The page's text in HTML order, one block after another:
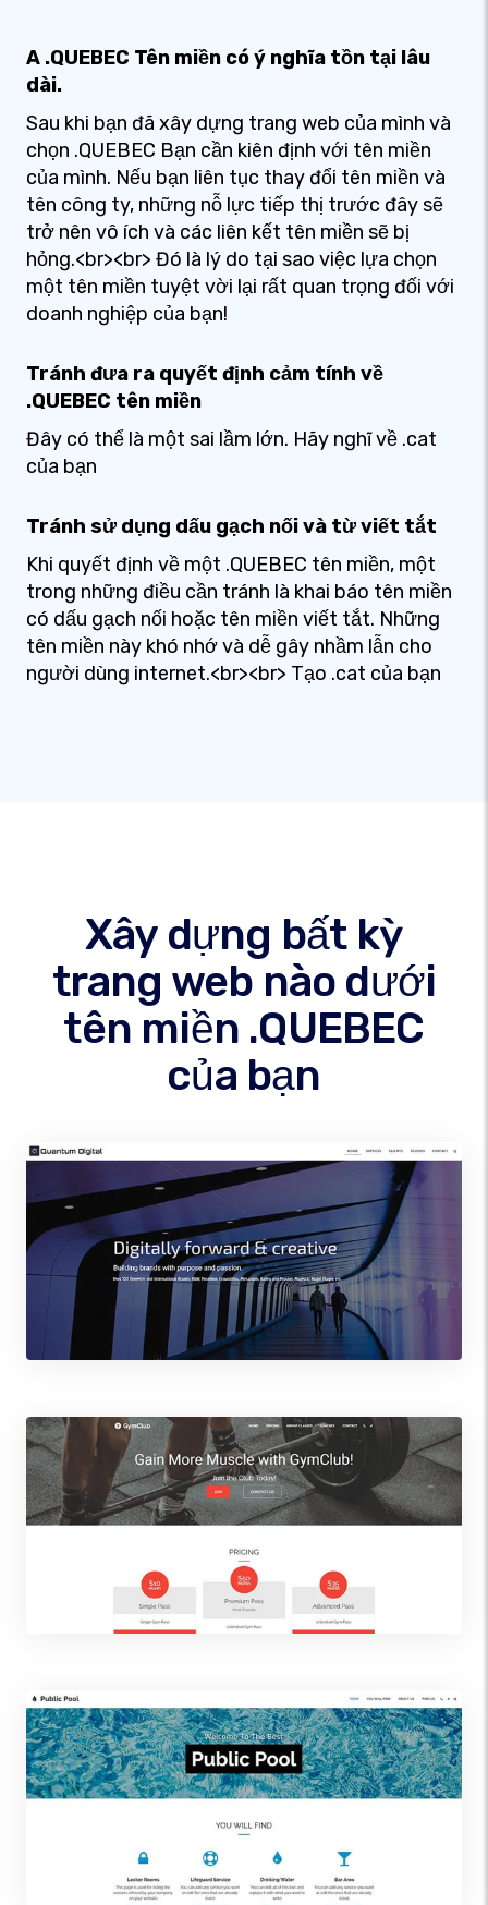
A .QUEBEC Tên miền có ý nghĩa tồn tại lâu
dài.
Sau khi bạn đã xây dựng trang web của mình và
chọn .QUEBEC Bạn cần kiên định với tên miền
của mình. Nếu bạn liên tục thay đổi tên miền và
tên công ty, những nỗ lực tiếp thị trước đây sẽ
trở nên vô ích và các liên kết tên miền sẽ bị
hỏng.<br><br> Đó là lý do tại sao việc lựa chọn
một tên miền tuyệt vời lại rất quan trọng đối với
doanh nghiệp của bạn!
Tránh đưa ra quyết định cảm tính về
.QUEBEC tên miền
Đây có thể là một sai lầm lớn. Hãy nghĩ về .cat
của bạn
Tránh sử dụng dấu gạch nối và từ viết tắt
Khi quyết định về một .QUEBEC tên miền, một
trong những điều cần tránh là khai báo tên miền
có dấu gạch nối hoặc tên miền viết tắt. Những
tên miền này khó nhớ và dễ gây nhầm lẫn cho
người dùng internet.<br><br> Tạo .cat của bạn
Xây dựng bất kỳ
trang web nào dưới
tên miền .QUEBEC
của bạn